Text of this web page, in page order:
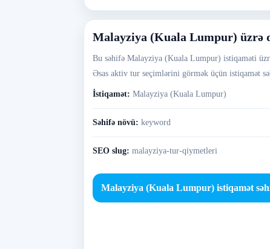
Malayziya (Kuala Lumpur) üzrə
Bu səhifə Malayziya (Kuala Lumpur) istiqaməti
Əsas aktiv tur seçimlərini görmək üçün istiqamət
İstiqamət: Malayziya (Kuala Lumpur)
Səhifə növü: keyword
SEO slug: malayziya-tur-qiymetleri
Malayziya (Kuala Lumpur) istiqamət